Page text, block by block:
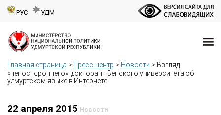
РУС УДМ
Главная страница > Пресс-центр > Новости > Взгляд
«непостороннего»: докторант Венского университета об
удмуртском языке в Интернете
22 апреля 2015 Новости